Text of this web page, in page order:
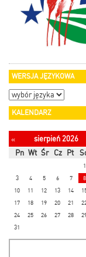
WERSJA JĘZYKOWA
KALENDARZ
« sierpień 2026
Pn Wt Śr Cz Pt
1
3
4 5 6 7 8
10
11 12 13 14
17
18 19 20 21
24
25 26 27 28
31